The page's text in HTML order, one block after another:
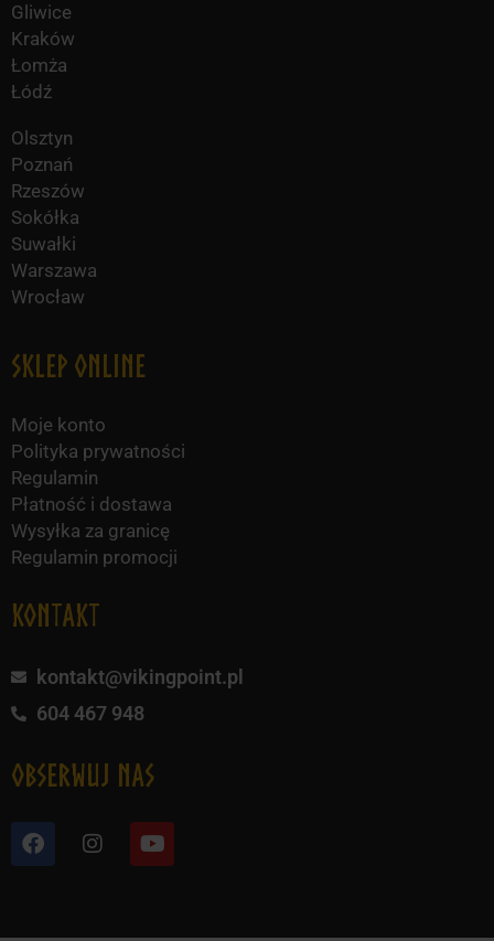
Gliwice
Kraków
Łomża
Łódź
Olsztyn
Poznań
Rzeszów
Sokółka
Suwałki
Warszawa
Wrocław
Sklep online
Moje konto
Polityka prywatności
Regulamin
Płatność i dostawa
Wysyłka za granicę
Regulamin promocji
KONTAKT
kontakt@vikingpoint.pl
604 467 948
obserwuj nas